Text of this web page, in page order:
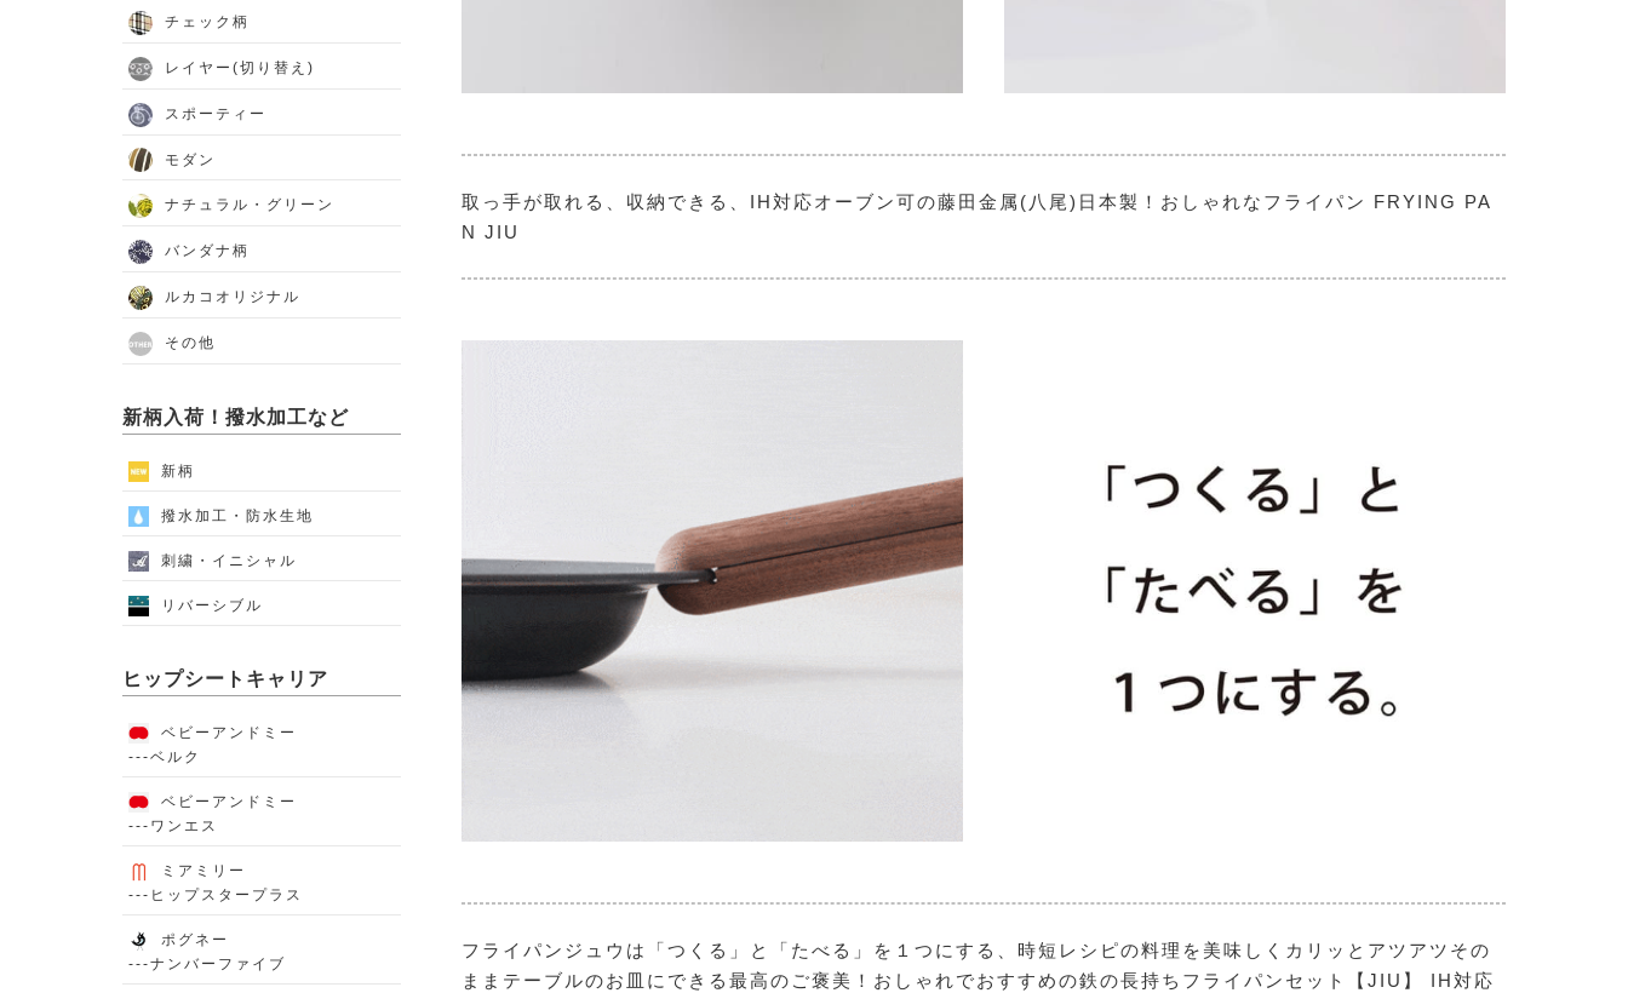
取っ手が取れる、収納できる、IH対応オーブン可の藤田金属(八尾)日本製！おしゃれなフライパン FRYING PA
N JIU
フライパンジュウは「つくる」と「たべる」を１つにする、時短レシピの料理を美味しくカリッとアツアツその
ままテーブルのお皿にできる最高のご褒美！おしゃれでおすすめの鉄の長持ちフライパンセット【JIU】 IH対応
チェック柄
レイヤー(切り替え)
スポーティー
モダン
ナチュラル・グリーン
バンダナ柄
ルカコオリジナル
その他
新柄入荷！撥水加工など
新柄
撥水加工・防水生地
刺繍・イニシャル
リバーシブル
ヒップシートキャリア
ベビーアンドミー
---ベルク
ベビーアンドミー
---ワンエス
ミアミリー
---ヒップスタープラス
ポグネー
---ナンバーファイブ